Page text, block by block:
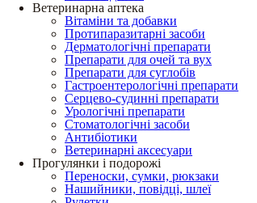
Ветеринарна аптека
Вітаміни та добавки
Протипаразитарні засоби
Дерматологічні препарати
Препарати для очей та вух
Препарати для суглобів
Гастроентерологічні препарати
Серцево-судинні препарати
Урологічні препарати
Стоматологічні засоби
Антибіотики
Ветеринарні аксесуари
Прогулянки і подорожі
Переноски, сумки, рюкзаки
Нашийники, повідці, шлеї